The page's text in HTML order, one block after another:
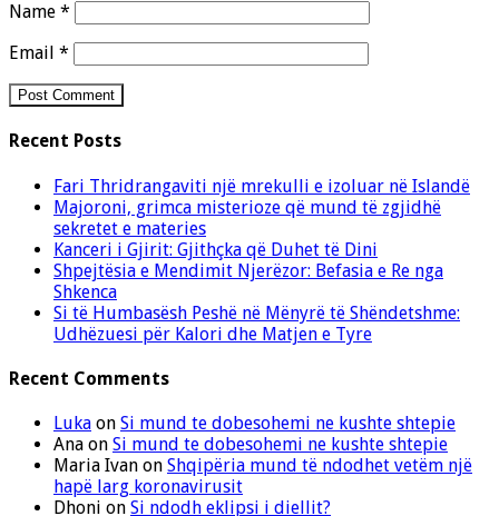
Name *
Email *
Recent Posts
Fari Thridrangaviti një mrekulli e izoluar në Islandë
Majoroni, grimca misterioze që mund të zgjidhë
sekretet e materies
Kanceri i Gjirit: Gjithçka që Duhet të Dini
Shpejtësia e Mendimit Njerëzor: Befasia e Re nga
Shkenca
Si të Humbasësh Peshë në Mënyrë të Shëndetshme:
Udhëzuesi për Kalori dhe Matjen e Tyre
Recent Comments
Luka on Si mund te dobesohemi ne kushte shtepie
Ana on Si mund te dobesohemi ne kushte shtepie
Maria Ivan on Shqipëria mund të ndodhet vetëm një
hapë larg koronavirusit
Dhoni on Si ndodh eklipsi i diellit?